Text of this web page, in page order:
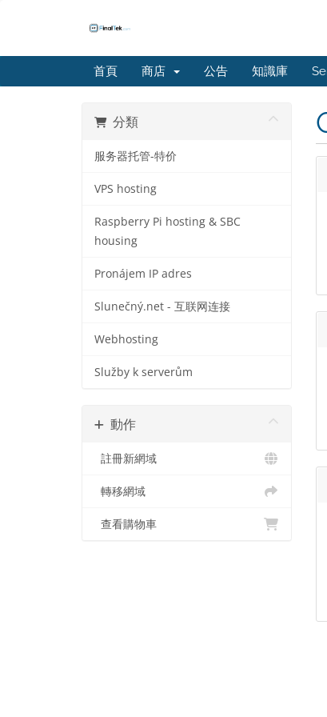
首頁 商店 公告 知識庫
分類
服务器托管-特价
VPS hosting
Raspberry Pi hosting & SBC
housing
Pronájem IP adres
Slunečný.net - 互联网连接
Webhosting
Služby k serverům
動作
註冊新網域
轉移網域
查看購物車